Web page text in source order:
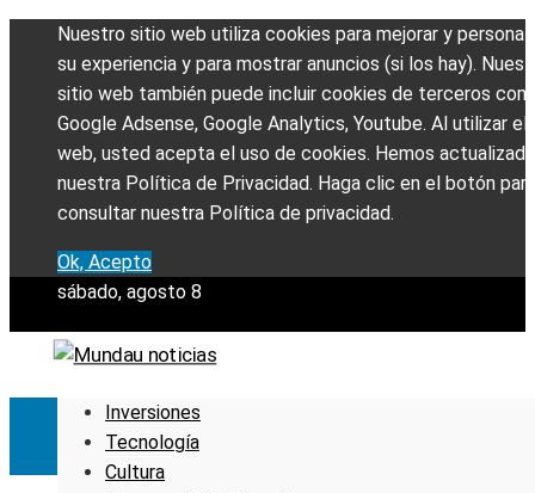
Nuestro sitio web utiliza cookies para mejorar y
su experiencia y para mostrar anuncios (si los hay).
sitio web también puede incluir cookies de terceros
Google Adsense, Google Analytics, Youtube. Al utilizar el
web, usted acepta el uso de cookies. Hemos actualizado
nuestra Política de Privacidad. Haga clic en el botón para
consultar nuestra Política de privacidad.
Ok, Acepto
sábado, agosto 8
Inversiones
Tecnología
Cultura